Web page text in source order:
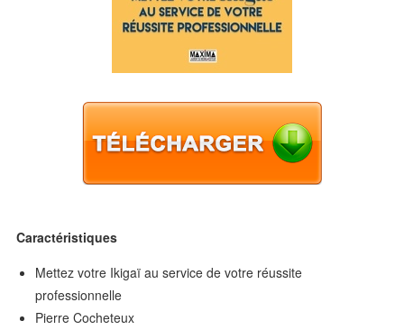
Caractéristiques
Mettez votre Ikigaï au service de votre réussite
professionnelle
Pierre Cocheteux